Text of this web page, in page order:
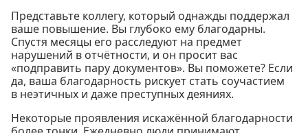
Представьте коллегу, который однажды поддержал
ваше повышение. Вы глубоко ему благодарны.
Спустя месяцы его расследуют на предмет
нарушений в отчётности, и он просит вас
«подправить пару документов». Вы поможете? Если
да, ваша благодарность рискует стать соучастием
в неэтичных и даже преступных деяниях.
Некоторые проявления искажённой благодарности